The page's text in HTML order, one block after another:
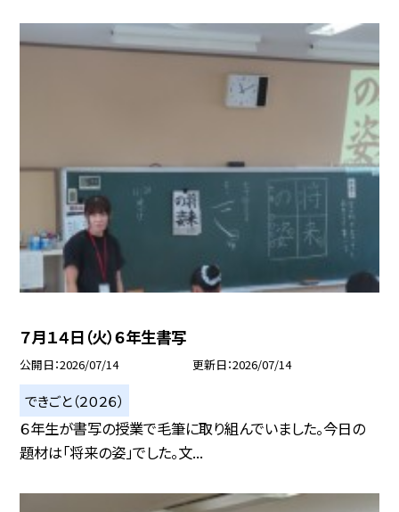
７月１４日（火）６年生書写
公開日 2026/07/14 更新日 2026/07/14
できごと（２０２６）
６年生が書写の授業で毛筆に取り組んでいました。今日の
題材は「将来の姿」でした。文...